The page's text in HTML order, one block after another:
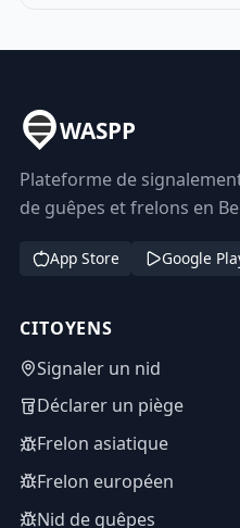
WASPP
Plateforme de
de guêpes et frelons en
App Store Google
CITOYENS
Signaler un nid
Déclarer un piège
Frelon asiatique
Frelon européen
Nid de guêpes